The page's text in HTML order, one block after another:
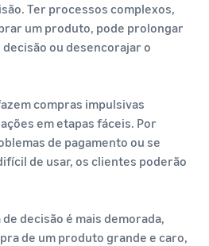
Ter processos complexos,
um produto, pode prolongar
decisão ou desencorajar o
compras impulsivas
em etapas fáceis. Por
de pagamento ou se
de usar, os clientes poderão
decisão é mais demorada,
de um produto grande e caro,